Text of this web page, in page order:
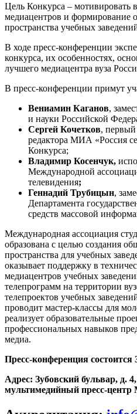
Цель Конкурса – мотивировать
медиацентров и формирование
пространства учебных
В ходе пресс-конференции
конкурса, их особенностях,
лучшего медиацентра вуза
В пресс-конференции примут
Вениамин Каганов,
и науки Российской
Сергей Кочетков, первый
редактора МИА «Россия
Конкурса;
Владимир Косенчук,
Международной
телевидения;
Геннадий Трубицын,
Департамента
средств массовой
Международная ассоциация
образована с целью создания
пространства для учебных
оказывает поддержку в
медиацентров учебных
телепрограмм на территории
телепроектов учебных
проводит мастер-классы для
реализует образовательные
профессиональных навыков
медиа.
Пресс-конференция состоится
Адрес: Зубовский бульвар, д.
мультимедийный пресс-центр